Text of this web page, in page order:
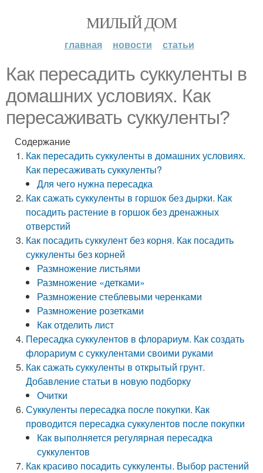
МИЛЫЙ ДОМ
главная новости статьи
Как пересадить суккуленты в
домашних условиях. Как
пересаживать суккуленты?
Содержание
Как пересадить суккуленты в домашних условиях.
Как пересаживать суккуленты?
Для чего нужна пересадка
Как сажать суккуленты в горшок без дырки. Как
посадить растение в горшок без дренажных
отверстий
Как посадить суккулент без корня. Как посадить
суккуленты без корней
Размножение листьями
Размножение «детками»
Размножение стеблевыми черенками
Размножение розетками
Как отделить лист
Пересадка суккулентов в флорариум. Как создать
флорариум с суккулентами своими руками
Как сажать суккуленты в открытый грунт.
Добавление статьи в новую подборку
Очитки
Суккуленты пересадка после покупки. Как
проводится пересадка суккулентов после покупки
Как выполняется регулярная пересадка
суккулентов
Как красиво посадить суккуленты. Выбор растений